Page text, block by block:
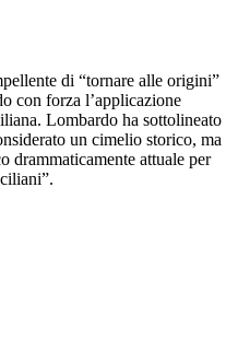
di “tornare alle origini”
con forza l’applicazione
Lombardo ha sottolineato
un cimelio storico, ma
drammaticamente attuale per